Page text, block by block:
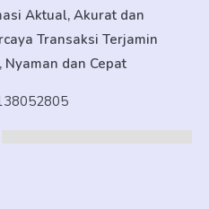
Aktual, Akurat dan
Transaksi Terjamin
Nyaman dan Cepat